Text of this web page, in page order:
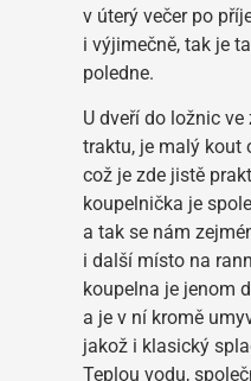
v úterý večer po
i výjimečně, tak je
poledne.
U dveří do ložnic
traktu, je malý kout
což je zde jistě
koupelnička je
a tak se nám
i další místo na
koupelna je jenom
a je v ní kromě
jakož i klasický
Teplou vodu,